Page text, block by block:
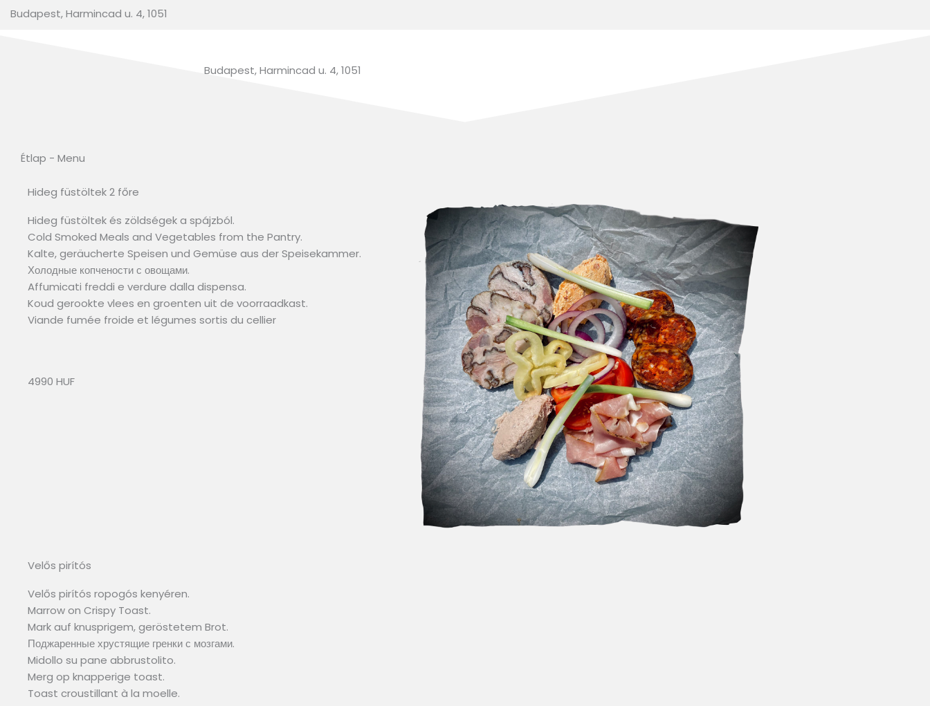
Budapest, Harmincad u. 4, 1051
Budapest, Harmincad u. 4, 1051
Étlap - Menu
Hideg füstöltek 2 főre
Hideg füstöltek és zöldségek a spájzból.
Cold Smoked Meals and Vegetables from the Pantry.
Kalte, geräucherte Speisen und Gemüse aus der Speisekammer.
Холодные копчености с овощами.
Affumicati freddi e verdure dalla dispensa.
Koud gerookte vlees en groenten uit de voorraadkast.
Viande fumée froide et légumes sortis du cellier
4990 HUF
Velős pirítós
Velős pirítós ropogós kenyéren.
Marrow on Crispy Toast.
Mark auf knusprigem, geröstetem Brot.
Поджаренные хрустящие гренки с мозгами.
Midollo su pane abbrustolito.
Merg op knapperige toast.
Toast croustillant à la moelle.